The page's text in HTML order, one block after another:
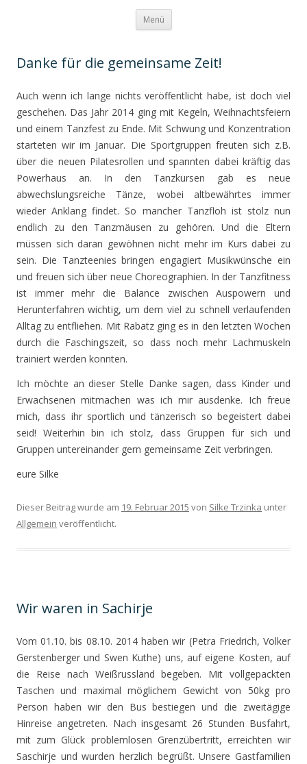
Gesundheitstraining und -beratung – Silke Trzinka
Menü Zum Inhalt springen
Danke für die gemeinsame Zeit!
Auch wenn ich lange nichts veröffentlicht habe, ist doch viel
geschehen. Das Jahr 2014 ging mit Kegeln, Weihnachtsfeiern
und einem Tanzfest zu Ende. Mit Schwung und Konzentration
starteten wir im Januar. Die Sportgruppen freuten sich z.B.
über die neuen Pilatesrollen und spannten dabei kräftig das
Powerhaus an. In den Tanzkursen gab es neue
abwechslungsreiche Tänze, wobei altbewährtes immer
wieder Anklang findet. So mancher Tanzfloh ist stolz nun
endlich zu den Tanzmäusen zu gehören. Und die Eltern
müssen sich daran gewöhnen nicht mehr im Kurs dabei zu
sein. Die Tanzteenies bringen engagiert Musikwünsche ein
und freuen sich über neue Choreographien. In der Tanzfitness
ist immer mehr die Balance zwischen Auspowern und
Herunterfahren wichtig, um dem viel zu schnell verlaufenden
Alltag zu entfliehen. Mit Rabatz ging es in den letzten Wochen
durch die Faschingszeit, so dass noch mehr Lachmuskeln
trainiert werden konnten.
Ich möchte an dieser Stelle Danke sagen, dass Kinder und
Erwachsenen mitmachen was ich mir ausdenke. Ich freue
mich, dass ihr sportlich und tänzerisch so begeistert dabei
seid! Weiterhin bin ich stolz, dass Gruppen für sich und
Gruppen untereinander gern gemeinsame Zeit verbringen.
eure Silke
Dieser Beitrag wurde am 19. Februar 2015 von Silke Trzinka unter
Allgemein veröffentlicht.
Wir waren in Sachirje
Vom 01.10. bis 08.10. 2014 haben wir (Petra Friedrich, Volker
Gerstenberger und Swen Kuthe) uns, auf eigene Kosten, auf
die Reise nach Weißrussland begeben. Mit vollgepackten
Taschen und maximal möglichem Gewicht von 50kg pro
Person haben wir den Bus bestiegen und die zweitägige
Hinreise angetreten. Nach insgesamt 26 Stunden Busfahrt,
mit zum Glück problemlosen Grenzübertritt, erreichten wir
Saschirje und wurden herzlich begrüßt. Unsere Gastfamilien